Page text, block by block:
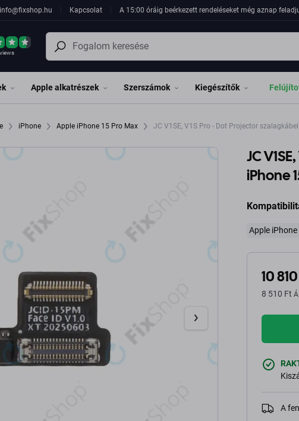
info@fixshop.hu Kapcsolat A 15:00 óráig beérkezett rendeléseket még aznap
Apple alkatrészek Szerszámok Kiegészítők
iPhone Apple iPhone 15 Pro Max JC V1SE, V1S Pro - Dot Projector
JC
iPhone
Apple
10
8 510 Ft
A